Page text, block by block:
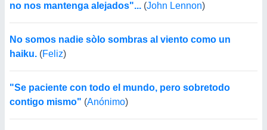
no nos mantenga alejados"... (John Lennon)
No somos nadie sòlo sombras al viento como un
haiku. (Feliz)
"Se paciente con todo el mundo, pero sobretodo
contigo mismo" (Anónimo)